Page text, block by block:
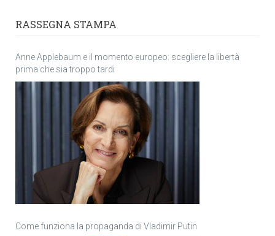
RASSEGNA STAMPA
Anne Applebaum e il momento europeo: scegliere la libertà
prima che sia troppo tardi
Come funziona la propaganda di Vladimir Putin